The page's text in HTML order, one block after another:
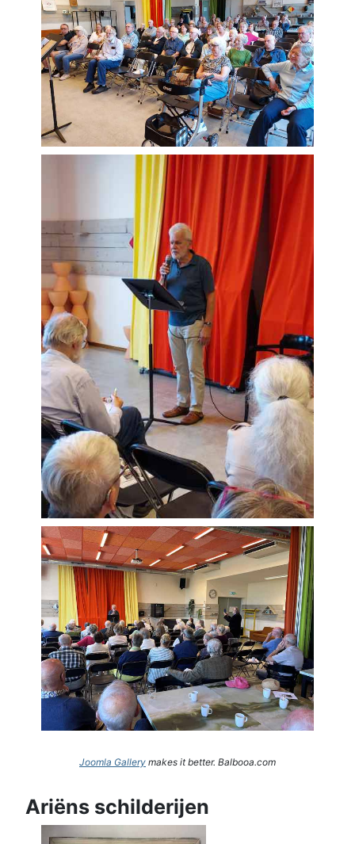
Joomla Gallery makes it better. Balbooa.com
Ariëns schilderijen